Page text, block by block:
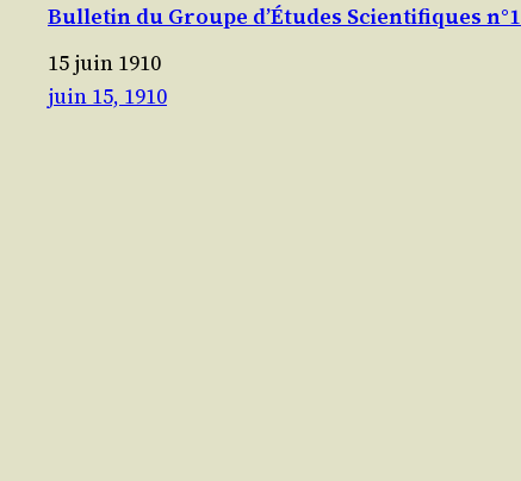
Bulletin du Groupe d’Études Scientifiques n°1
15 juin 1910
juin 15, 1910